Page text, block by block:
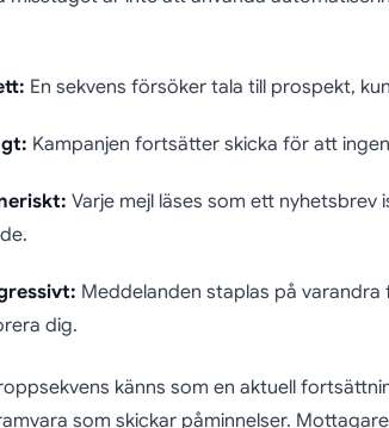
En sekvens försöker tala till prospekt,
Kampanjen fortsätter skicka för att
Varje mejl läses som ett
Meddelanden staplas på
dig.
känns som en aktuell
som skickar påminnelser.